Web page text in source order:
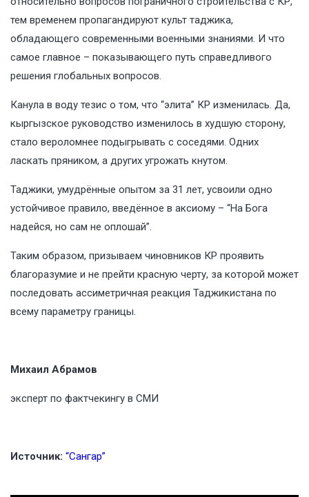
тем временем пропагандируют культ таджика,
обладающего современными военными знаниями. И что
самое главное – показывающего путь справедливого
решения глобальных вопросов.
Канула в воду тезис о том, что “элита” КР изменилась. Да,
кыргызское руководство изменилось в худшую сторону,
стало вероломнее подыгрывать с соседями. Одних
ласкать пряником, а других угрожать кнутом.
Таджики, умудрённые опытом за 31 лет, усвоили одно
устойчивое правило, введённое в аксиому – “На Бога
надейся, но сам не оплошай”.
Таким образом, призываем чиновников КР проявить
благоразумие и не прейти красную черту, за которой может
последовать ассиметричная реакция Таджикистана по
всему параметру границы.
Михаил Абрамов
эксперт по фактчекингу в СМИ
Источник: “Сангар”